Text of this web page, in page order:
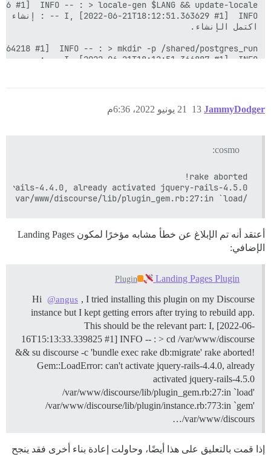
JammyDodger 21 يونيو 2022، 6:36م 13
cosmo:
/var/www/discourse/lib/plugin_gem.rb:27:in `load'
أعتقد أنه تم الإبلاغ عن خطأ مشابه مؤخرًا لمكون Landing Pages
الإضافي:
Landing Pages Plugin
Plugin
Hi @angus , I tried installing this plugin on my Discourse
instance but I kept getting errors after trying to rebuild app.
This should be the relevant part: I, [2022-06-
16T15:13:33.339825 #1] INFO -- : > cd /var/www/discourse
&& su discourse -c 'bundle exec rake db:migrate' rake aborted!
Gem::LoadError: can't activate jquery-rails-4.4.0, already
activated jquery-rails-4.5.0
/var/www/discourse/lib/plugin_gem.rb:27:in `load'
/var/www/discourse/lib/plugin/instance.rb:773:in `gem'
/var/www/discours…
إذا قمت بالتعليق على هذا أيضًا، وحاولت إعادة بناء أخرى فقد ينجح